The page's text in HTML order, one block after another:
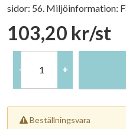
sidor: 56. Miljöinformation:
103,20 kr/st
- +
Beställningsvara